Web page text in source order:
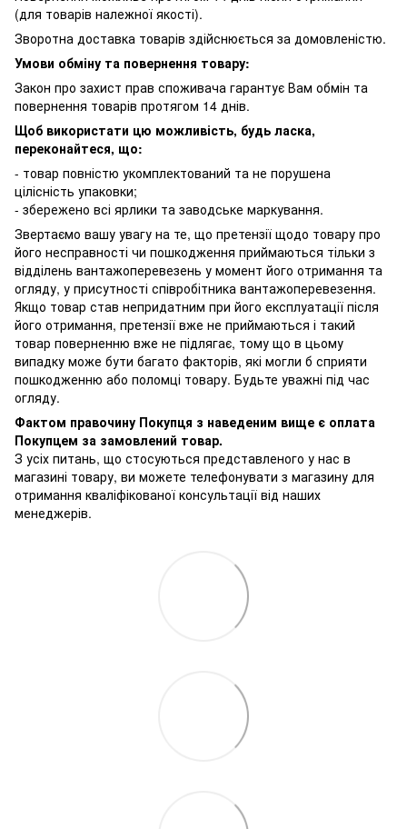
(для товарів належної якості).
Зворотна доставка товарів здійснюється за домовленістю.
Умови обміну та повернення товару:
Закон про захист прав споживача гарантує Вам обмін та
повернення товарів протягом 14 днів.
Щоб використати цю можливість, будь ласка,
переконайтеся, що:
- товар повністю укомплектований та не порушена
цілісність упаковки;
- збережено всі ярлики та заводське маркування.
Звертаємо вашу увагу на те, що претензії щодо товару про
його несправності чи пошкодження приймаються тільки з
відділень вантажоперевезень у момент його отримання та
огляду, у присутності співробітника вантажоперевезення.
Якщо товар став непридатним при його експлуатації після
його отримання, претензії вже не приймаються і такий
товар поверненню вже не підлягає, тому що в цьому
випадку може бути багато факторів, які могли б сприяти
пошкодженню або поломці товару. Будьте уважні під час
огляду.
Фактом правочину Покупця з наведеним вище є оплата
Покупцем за замовлений товар.
З усіх питань, що стосуються представленого у нас в
магазині товару, ви можете телефонувати з магазину для
отримання кваліфікованої консультації від наших
менеджерів.